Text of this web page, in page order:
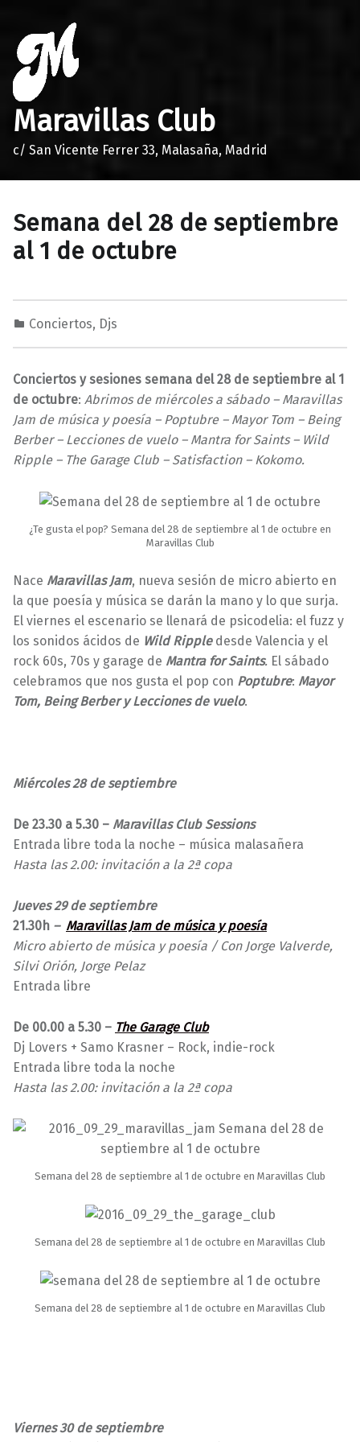
Maravillas Club
c/ San Vicente Ferrer 33, Malasaña, Madrid
Semana del 28 de septiembre
al 1 de octubre
2
/
0
9
/
2
0
Conciertos, Djs
M
r
a
v
i
a
s
Conciertos y sesiones semana del 28 de septiembre al 1
de octubre: Abrimos de miércoles a sábado – Maravillas
Jam de música y poesía – Poptubre – Mayor Tom – Being
Berber – Lecciones de vuelo – Mantra for Saints – Wild
Ripple – The Garage Club – Satisfaction – Kokomo.
¿Te gusta el pop? Semana del 28 de septiembre al 1 de octubre en
Maravillas Club
Nace Maravillas Jam, nueva sesión de micro abierto en
la que poesía y música se darán la mano y lo que surja.
El viernes el escenario se llenará de psicodelia: el fuzz y
los sonidos ácidos de Wild Ripple desde Valencia y el
rock 60s, 70s y garage de Mantra for Saints. El sábado
celebramos que nos gusta el pop con Poptubre: Mayor
Tom, Being Berber y Lecciones de vuelo.
Miércoles 28 de septiembre
De 23.30 a 5.30 – Maravillas Club Sessions
Entrada libre toda la noche – música malasañera
Hasta las 2.00: invitación a la 2ª copa
Jueves 29 de septiembre
21.30h – Maravillas Jam de música y poesía
Micro abierto de música y poesía / Con Jorge Valverde,
Silvi Orión, Jorge Pelaz
Entrada libre
De 00.00 a 5.30 – The Garage Club
Dj Lovers + Samo Krasner – Rock, indie-rock
Entrada libre toda la noche
Hasta las 2.00: invitación a la 2ª copa
Semana del 28 de septiembre al 1 de octubre en Maravillas Club
Semana del 28 de septiembre al 1 de octubre en Maravillas Club
Semana del 28 de septiembre al 1 de octubre en Maravillas Club
Viernes 30 de septiembre